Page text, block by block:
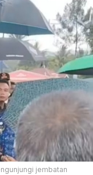
jembatan